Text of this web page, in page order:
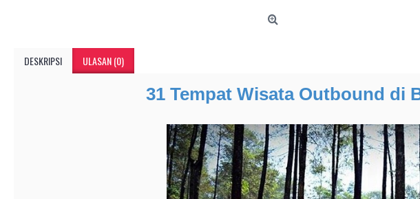
DESKRIPSI ULASAN (0)
31 Tempat Wisata Outbound di